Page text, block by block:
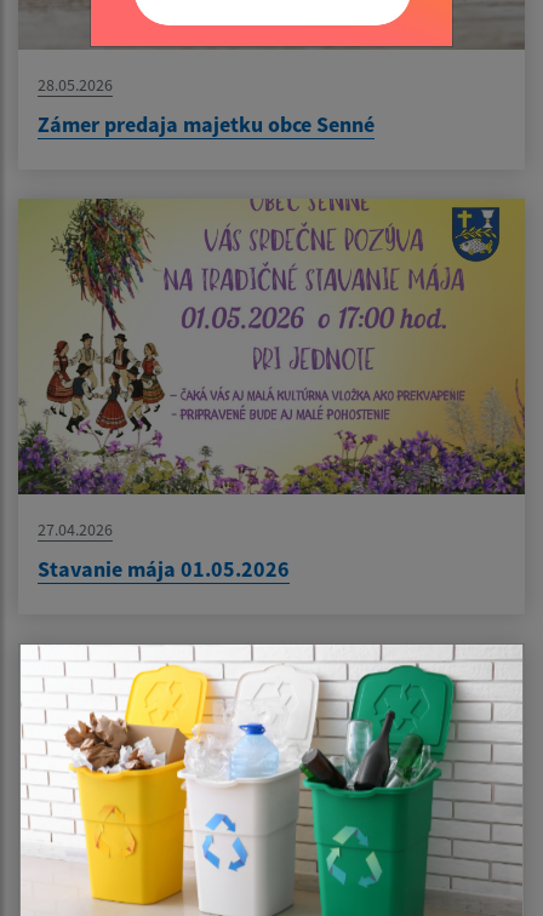
28.05.2026
Zámer predaja majetku obce Senné
27.04.2026
Stavanie mája 01.05.2026